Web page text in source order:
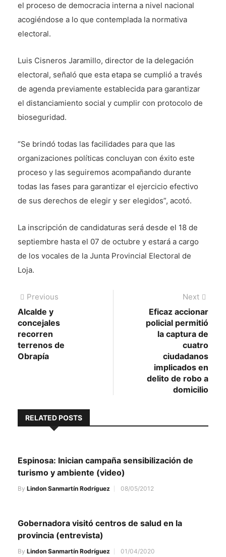
el proceso de democracia interna a nivel nacional
acogiéndose a lo que contemplada la normativa
electoral.
Luis Cisneros Jaramillo, director de la delegación
electoral, señaló que esta etapa se cumplió a través
de agenda previamente establecida para garantizar
el distanciamiento social y cumplir con protocolo de
bioseguridad.
“Se brindó todas las facilidades para que las
organizaciones políticas concluyan con éxito este
proceso y las seguiremos acompañando durante
todas las fases para garantizar el ejercicio efectivo
de sus derechos de elegir y ser elegidos”, acotó.
La inscripción de candidaturas será desde el 18 de
septiembre hasta el 07 de octubre y estará a cargo
de los vocales de la Junta Provincial Electoral de
Loja.
Navegación
de
entradas
Previous
Alcalde y
concejales
recorren
terrenos de
Obrapía
Next
post:
Eficaz accionar
policial permitió
la captura de
cuatro
ciudadanos
implicados en
delito de robo a
domicilio
RELATED POSTS
Espinosa: Inician campaña sensibilización de
turismo y ambiente (video)
By Lindon Sanmartín Rodríguez 08/05/2012
Gobernadora visitó centros de salud en la
provincia (entrevista)
By Lindon Sanmartín Rodríguez 01/04/2020